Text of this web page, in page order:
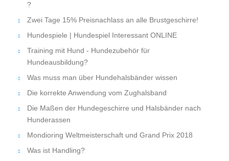
?
Zwei Tage 15% Preisnachlass an alle Brustgeschirre!
Hundespiele | Hundespiel Interessant ONLINE
Training mit Hund - Hundezubehör für
Hundeausbildung?
Was muss man über Hundehalsbänder wissen
Die korrekte Anwendung vom Zughalsband
Die Maßen der Hundegeschirre und Halsbänder nach
Hunderassen
Mondioring Weltmeisterschaft und Grand Prix 2018
Was ist Handling?